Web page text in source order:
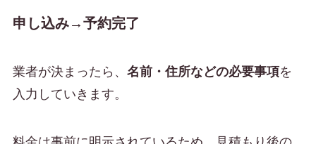
申し込み→予約完了
業者が決まったら、 名前・住所などの必要事項を
入力していきます。